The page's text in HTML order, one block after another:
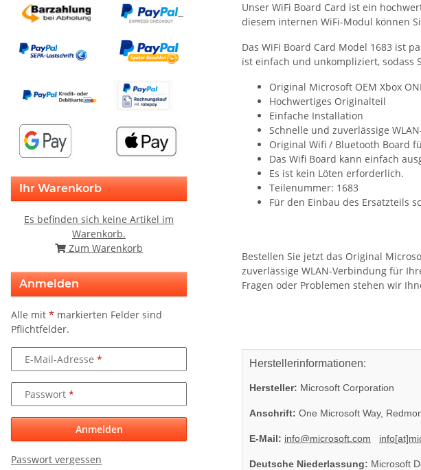
Unser WiFi Board Card ist ein
diesem internen WiFi-Modul können
Das WiFi Board Card Model 1683 ist
ist einfach und unkompliziert, sodass
Original Microsoft OEM Xbox
Hochwertiges Originalteil
Einfache Installation
Schnelle und zuverlässige
Original Wifi / Bluetooth Board
Das Wifi Board kann einfach
Es ist kein Löten erforderlich.
Teilenummer: 1683
Für den Einbau des Ersatzteils
Bestellen Sie jetzt das Original
zuverlässige WLAN-Verbindung für
Fragen oder Problemen stehen wir
Herstellerinformationen:
Hersteller: Microsoft Corporation
Anschrift: One Microsoft Way,
E-Mail: info@microsoft.com
Deutsche Niederlassung: Microsoft
Ihr Warenkorb
Es befinden sich keine Artikel im
Warenkorb.
Zum Warenkorb
Anmelden
Alle mit * markierten Felder sind
Pflichtfelder.
E-Mail-Adresse
Passwort
Anmelden
Passwort vergessen